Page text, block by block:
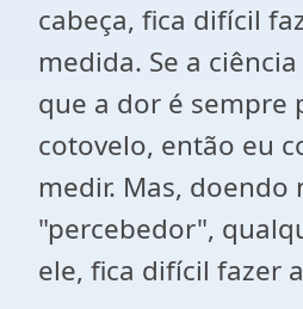
cabeça, fica difícil
medida. Se a
que a dor é sempre
cotovelo, então eu
medir. Mas, doendo
"percebedor",
ele, fica difícil fazer